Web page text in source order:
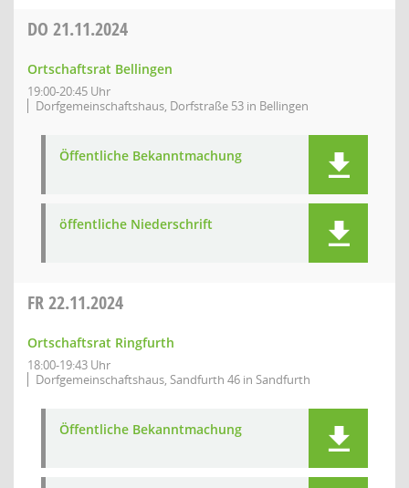
DO 21.11.2024
Ortschaftsrat Bellingen
19:00-20:45 Uhr
Dorfgemeinschaftshaus, Dorfstraße 53 in Bellingen
Öffentliche Bekanntmachung
öffentliche Niederschrift
FR22.11.2024
Ortschaftsrat Ringfurth
18:00-19:43 Uhr
Dorfgemeinschaftshaus, Sandfurth 46 in Sandfurth
Öffentliche Bekanntmachung